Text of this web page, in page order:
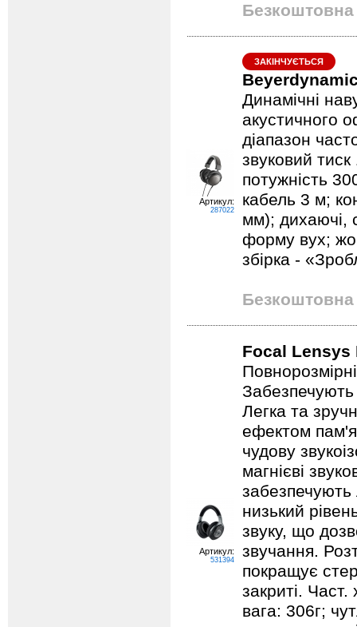
Безкоштовна
Артикул:
287022
ЗАКІНЧУЄТЬСЯ
Динамічні
акустичного
діапазон
звуковий
потужність
кабель 3 м;
мм); дихаючі,
форму вух;
збірка -
Безкоштовна
Артикул:
531394
Focal Lensys
Забезпечують
Легка та
ефектом
чудову
магнієві
забезпечують
низький
звуку, що
звучання.
покращує
закриті.
вага: 306г;